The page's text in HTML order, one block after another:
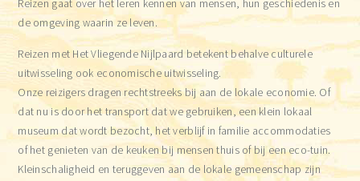
Reizen gaat over het leren kennen van mensen, hun geschiedenis en
de omgeving waarin ze leven.
Reizen met Het Vliegende Nijlpaard betekent behalve culturele
uitwisseling ook economische uitwisseling.
Onze reizigers dragen rechtstreeks bij aan de lokale economie. Of
dat nu is door het transport dat we gebruiken, een klein lokaal
museum dat wordt bezocht, het verblijf in familie accommodaties
of het genieten van de keuken bij mensen thuis of bij een eco-tuin.
Kleinschaligheid en teruggeven aan de lokale gemeenschap zijn